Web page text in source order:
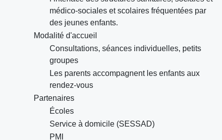
médico-sociales et scolaires fréquentées par
des jeunes enfants.
Modalité d'accueil
Consultations, séances individuelles, petits
groupes
Les parents accompagnent les enfants aux
rendez-vous
Partenaires
Écoles
Service à domicile (SESSAD)
PMI